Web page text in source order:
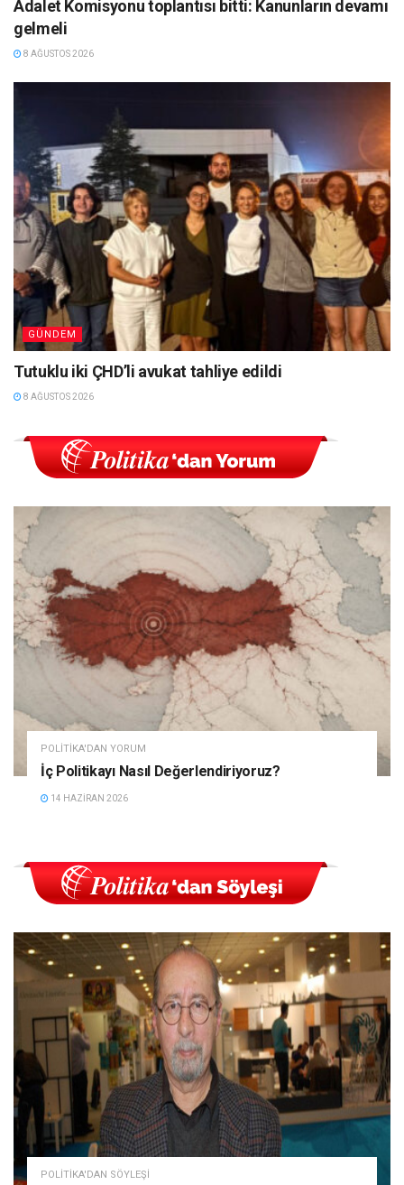
Adalet Komisyonu toplantısı bitti: Kanunların devamı
gelmeli
8 AĞUSTOS 2026
GÜNDEM
Tutuklu iki ÇHD’li avukat tahliye edildi
8 AĞUSTOS 2026
POLITIKA'DAN YORUM
İç Politikayı Nasıl Değerlendiriyoruz?
14 HAZIRAN 2026
POLITIKA'DAN SÖYLEŞI